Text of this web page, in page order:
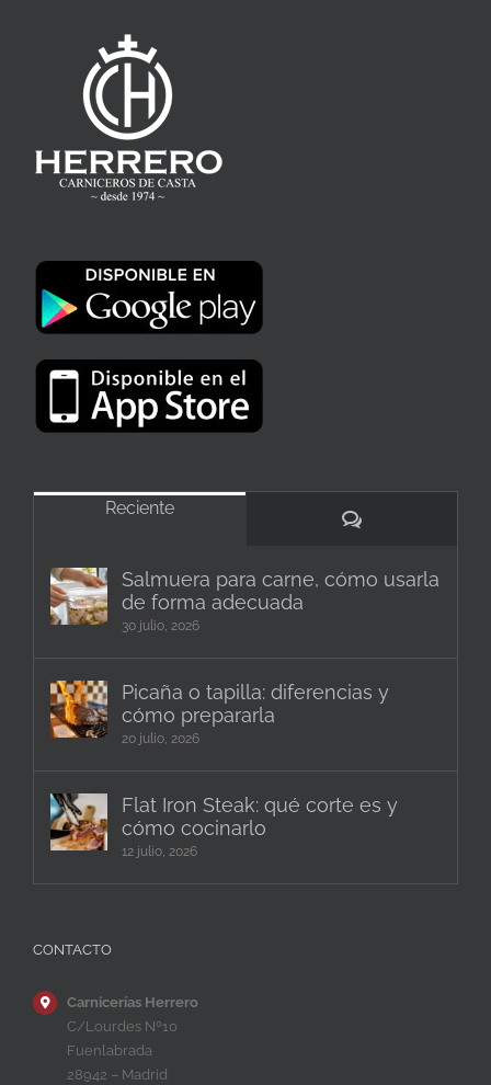
Reciente
Comentarios
Salmuera para carne, cómo usarla
de forma adecuada
30 julio, 2026
Picaña o tapilla: diferencias y
cómo prepararla
20 julio, 2026
Flat Iron Steak: qué corte es y
cómo cocinarlo
12 julio, 2026
CONTACTO
Carnicerías Herrero
C/Lourdes Nº10
Fuenlabrada
28942 – Madrid